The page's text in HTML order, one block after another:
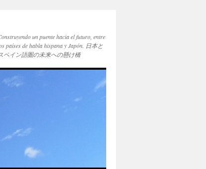
un puente hacia el futuro, entre
países de habla hispana y Japón. 日本と
ペイン語圏の未来への懸け橋